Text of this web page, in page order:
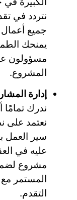
نتردد في
جميع أعمال
يمنحك
مسؤولون
المشروع.
إدارة
ندرك تمامًا
نعتمد على
سير العمل
عليه في
مشروع
المستمر
التقدم.